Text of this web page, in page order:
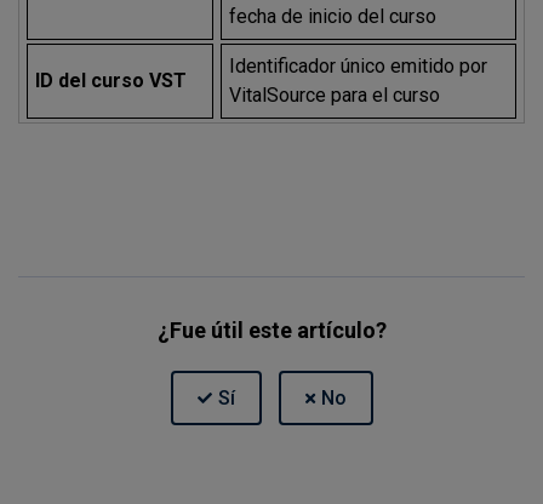
fecha de inicio del curso
ID del curso VST
Identificador único emitido por
VitalSource para el curso
¿Fue útil este artículo?